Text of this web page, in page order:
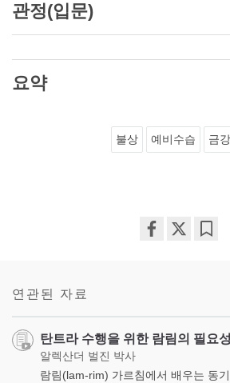
관정(입문)
요약
불상 예비수습 금
연관된 자료
탄트라 수행을 위한 람림의 필요성
알렉산더 벌진 박사
람림(lam-rim) 가르침에서 배우는 동